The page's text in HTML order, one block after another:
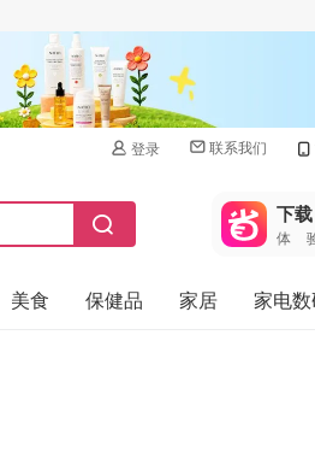
登录 联系我们
下
体
美食 保健品 家居 家电